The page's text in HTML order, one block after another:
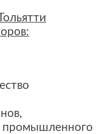
промышленного